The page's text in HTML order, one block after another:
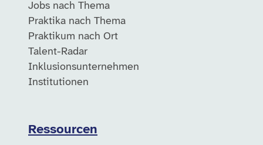
Jobs nach Thema
Praktika nach Thema
Praktikum nach Ort
Talent-Radar
Inklusionsunternehmen
Institutionen
Ressourcen